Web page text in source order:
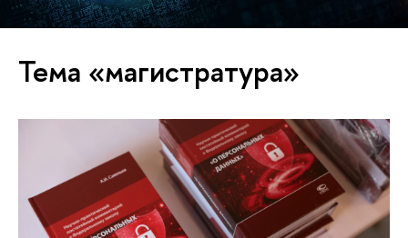
Тема «магистратура»